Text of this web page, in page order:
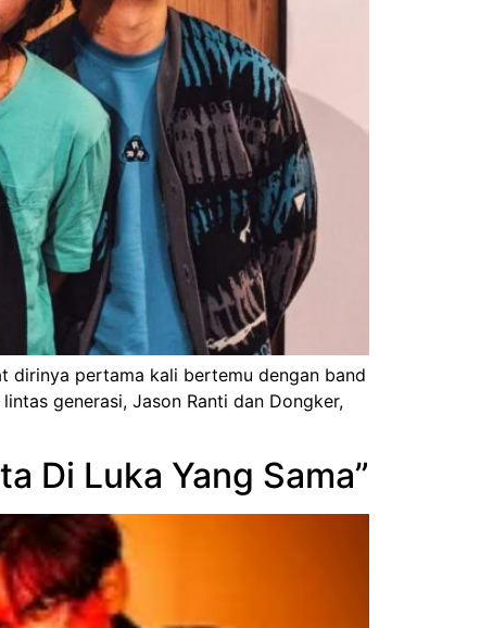
dirinya pertama kali bertemu dengan band
generasi, Jason Ranti dan Dongker,
Di Luka Yang Sama”